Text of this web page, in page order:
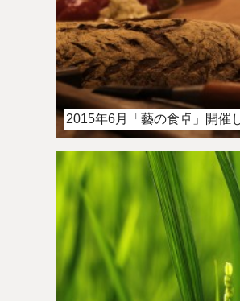
2015年6月「藝の食卓」開催